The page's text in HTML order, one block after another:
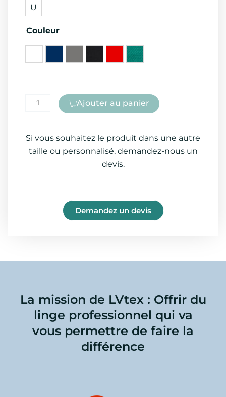
U
Couleur
BONNET
Ajouter au panier
Si vous souhaitez le produit dans une autre
taille ou personnalisé, demandez-nous un
devis.
Demandez un devis
La mission de LVtex : Offrir du
linge professionnel qui va
vous permettre de faire la
différence